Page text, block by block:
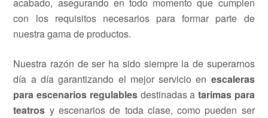
con los requisitos necesarios para formar parte de
nuestra gama de productos.
Nuestra razón de ser ha sido siempre la de superarnos
día a día garantizando el mejor servicio en escaleras
para escenarios regulablesdestinadas a tarimas para
teatros y escenarios de toda clase, como pueden ser